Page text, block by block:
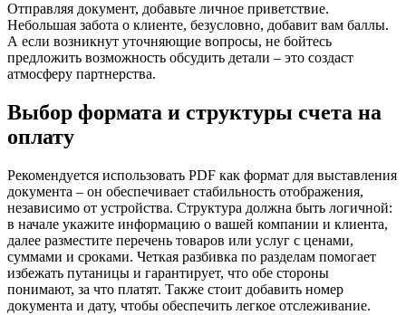
Отправляя документ, добавьте личное приветствие.
Небольшая забота о клиенте, безусловно, добавит вам баллы.
А если возникнут уточняющие вопросы, не бойтесь
предложить возможность обсудить детали – это создаст
атмосферу партнерства.
Выбор формата и структуры счета на
оплату
Рекомендуется использовать PDF как формат для выставления
документа – он обеспечивает стабильность отображения,
независимо от устройства. Структура должна быть логичной:
в начале укажите информацию о вашей компании и клиента,
далее разместите перечень товаров или услуг с ценами,
суммами и сроками. Четкая разбивка по разделам помогает
избежать путаницы и гарантирует, что обе стороны
понимают, за что платят. Также стоит добавить номер
документа и дату, чтобы обеспечить легкое отслеживание.